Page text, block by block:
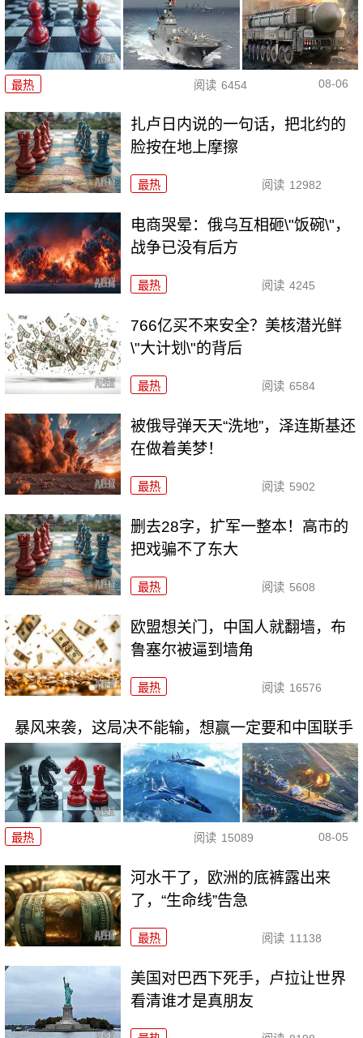
最热 阅读 6454 08-06
扎卢日内说的一句话，把北约的
脸按在地上摩擦
最热 阅读 12982
电商哭晕：俄乌互相砸\"饭碗\"，
战争已没有后方
最热 阅读 4245
766亿买不来安全？美核潜光鲜
\"大计划\"的背后
最热 阅读 6584
被俄导弹天天“洗地”，泽连斯基还
在做着美梦！
最热 阅读 5902
删去28字，扩军一整本！高市的
把戏骗不了东大
最热 阅读 5608
欧盟想关门，中国人就翻墙，布
鲁塞尔被逼到墙角
最热 阅读 16576
暴风来袭，这局决不能输，想赢一定要和中国联手
最热 阅读 15089 08-05
河水干了，欧洲的底裤露出来
了，“生命线”告急
最热 阅读 11138
美国对巴西下死手，卢拉让世界
看清谁才是真朋友